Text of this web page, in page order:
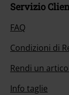
Servizio
FAQ
Condizioni di
Rendi un
Info taglie